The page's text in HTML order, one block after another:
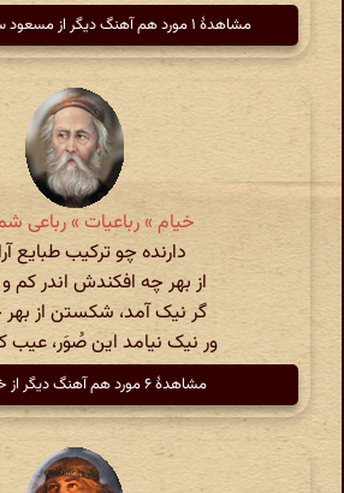
مشاهدهٔ ۱ مورد هم آهنگ دیگر از مسعود سعد سلمان
خیام » رباعیات » رباعی
دارنده چو ترکیب طبایع
از بهر چه افکندش اندر کم
گر نیک آمد‌، شکستن از بهر
ور نیک نیامد‌ این صُوَر، عیب
مشاهدهٔ ۶ مورد هم آهنگ دیگر از خیام